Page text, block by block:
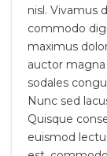
nisl. Vivamus
commodo
maximus
auctor magna
sodales
Nunc sed
Quisque
euismod